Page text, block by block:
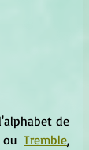
Tremble,